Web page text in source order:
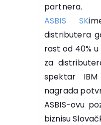
partnera.
ASBIS SK
distributera
rast od 40%
za
spektar
nagrada
ASBIS-ovu
biznisu